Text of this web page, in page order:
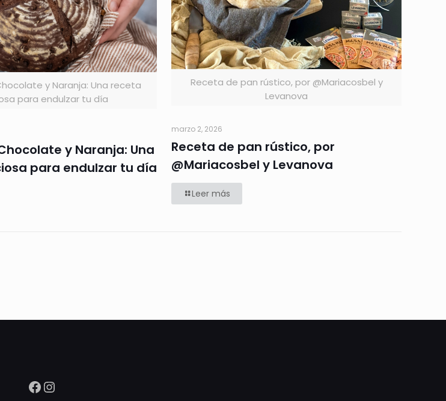
y Naranja: Una receta
para endulzar tu día
y Naranja: Una
para endulzar tu día
Receta de pan rústico, por @Mariacosbel y
Levanova
marzo 2, 2026
Receta de pan rústico, por
@Mariacosbel y Levanova
Leer más